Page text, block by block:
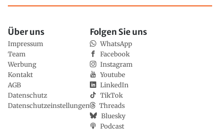
Über uns
Impressum
Team
Werbung
Kontakt
AGB
Datenschutz
Datenschutzeinstellungen
Folgen Sie uns
WhatsApp
Facebook
Instagram
Youtube
LinkedIn
TikTok
Threads
Bluesky
Podcast